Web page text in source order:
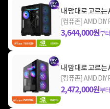
내 맘대로 고르는
[컴퓨존] AMD
3,644,000원부
내 맘대로 고르는
[컴퓨존] AMD
2,472,000원부